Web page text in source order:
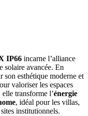
IP66 incarne l’alliance
solaire avancée. En
son esthétique moderne et
valoriser les espaces
transforme l’énergie
, idéal pour les villas,
institutionnels.